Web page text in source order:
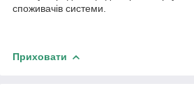
споживачів системи.
Приховати